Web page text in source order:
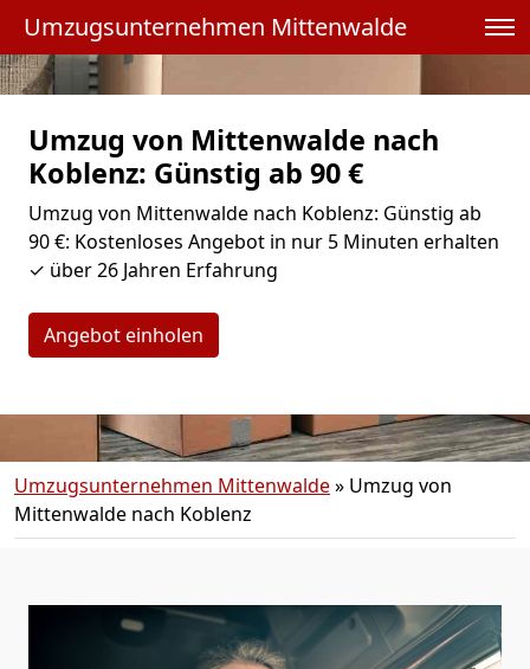
Umzugsunternehmen Mittenwalde
Umzug von Mittenwalde nach
Koblenz: Günstig ab 90 €
Umzug von Mittenwalde nach Koblenz: Günstig ab
90 €: Kostenloses Angebot in nur 5 Minuten erhalten
✓ über 26 Jahren Erfahrung
Angebot einholen
Umzugsunternehmen Mittenwalde» Umzug von
Mittenwalde nach Koblenz